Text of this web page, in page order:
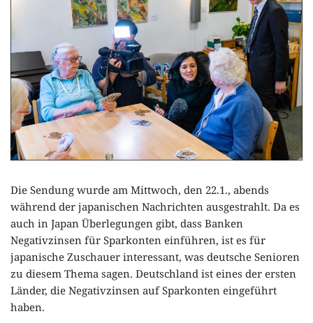
Die Sendung wurde am Mittwoch, den 22.1., abends
während der japanischen Nachrichten ausgestrahlt. Da es
auch in Japan Überlegungen gibt, dass Banken
Negativzinsen für Sparkonten einführen, ist es für
japanische Zuschauer interessant, was deutsche Senioren
zu diesem Thema sagen. Deutschland ist eines der ersten
Länder, die Negativzinsen auf Sparkonten eingeführt
haben.